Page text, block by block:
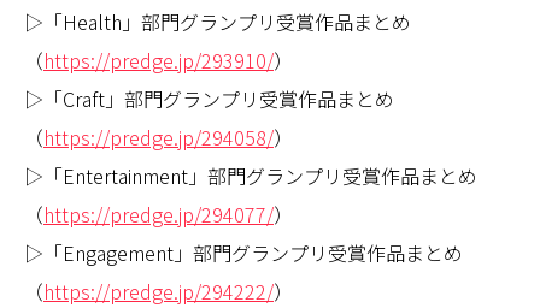
▷「Health」部門グランプリ受賞作品まとめ
（https://predge.jp/293910/）
▷「Craft」部門グランプリ受賞作品まとめ
（https://predge.jp/294058/）
▷「Entertainment」部門グランプリ受賞作品まとめ
（https://predge.jp/294077/）
▷「Engagement」部門グランプリ受賞作品まとめ
（https://predge.jp/294222/）